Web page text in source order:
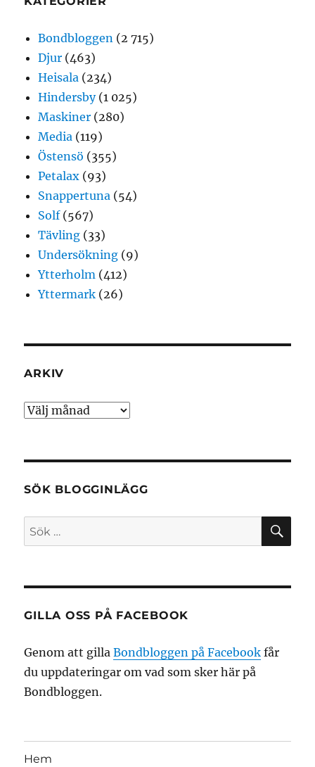
Bondbloggen (2 715)
Djur (463)
Heisala (234)
Hindersby(1 025)
Maskiner (280)
Media (119)
Östensö (355)
Petalax (93)
Snappertuna (54)
Solf(567)
Tävling (33)
Undersökning (9)
Ytterholm (412)
Yttermark (26)
ARKIV
Arkiv
SÖK BLOGGINLÄGG
Sök
efter:
GILLA OSS PÅ FACEBOOK
Genom att gillaBondbloggen på Facebook får
du uppdateringar om vad som sker här på
Bondbloggen.
Hem